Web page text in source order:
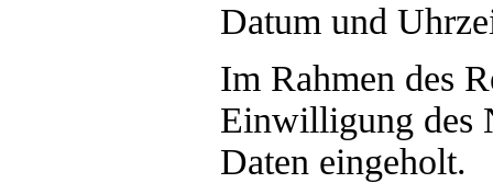
Datum und
Im Rahmen des
Einwilligung des
Daten eingeholt.